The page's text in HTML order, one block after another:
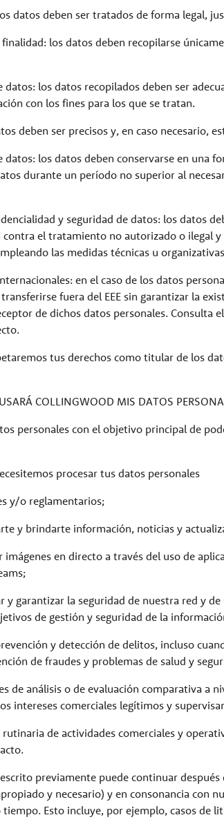
datos deben ser tratados de forma legal,
los datos deben recopilarse
datos: los datos recopilados deben ser
con los fines para los que se tratan.
deben ser precisos y, en caso necesario,
datos: los datos deben conservarse en una
durante un período no superior al
y seguridad de datos: los datos
contra el tratamiento no autorizado o ilegal
las medidas técnicas u
en el caso de los datos
transferirse fuera del EEE sin garantizar la
de dichos datos personales. Consulta
tus derechos como titular de los
COLLINGWOOD MIS DATOS
personales con el objetivo principal de
procesar tus datos personales
y/o reglamentarios;
y brindarte información, noticias y
imágenes en directo a través del uso de
y garantizar la seguridad de nuestra red y
de gestión y seguridad de la
y detección de delitos, incluso
de fraudes y problemas de salud y
de análisis o de evaluación comparativa a
intereses comerciales legítimos y
rutinaria de actividades comerciales y
previamente puede continuar
y necesario) y en consonancia con
Esto incluye, por ejemplo, casos de